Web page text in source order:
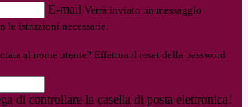
E-mail Verrà inviato un messaggio
le istruzioni necessarie.
al nome utente? Effettua il reset della password
di controllare la casella di posta elettronica!